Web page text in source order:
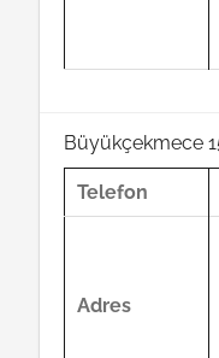
Büyükçekmece
Telefon
Adres